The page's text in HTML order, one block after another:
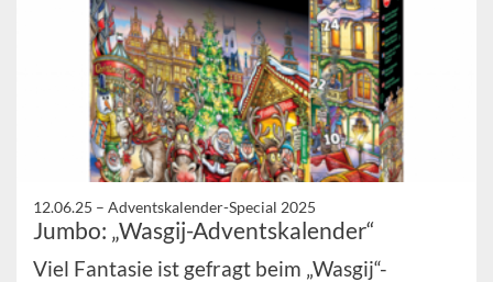
12.06.25 – Adventskalender-Special 2025
Jumbo: „Wasgij-Adventskalender“
Viel Fantasie ist gefragt beim „Wasgij“-